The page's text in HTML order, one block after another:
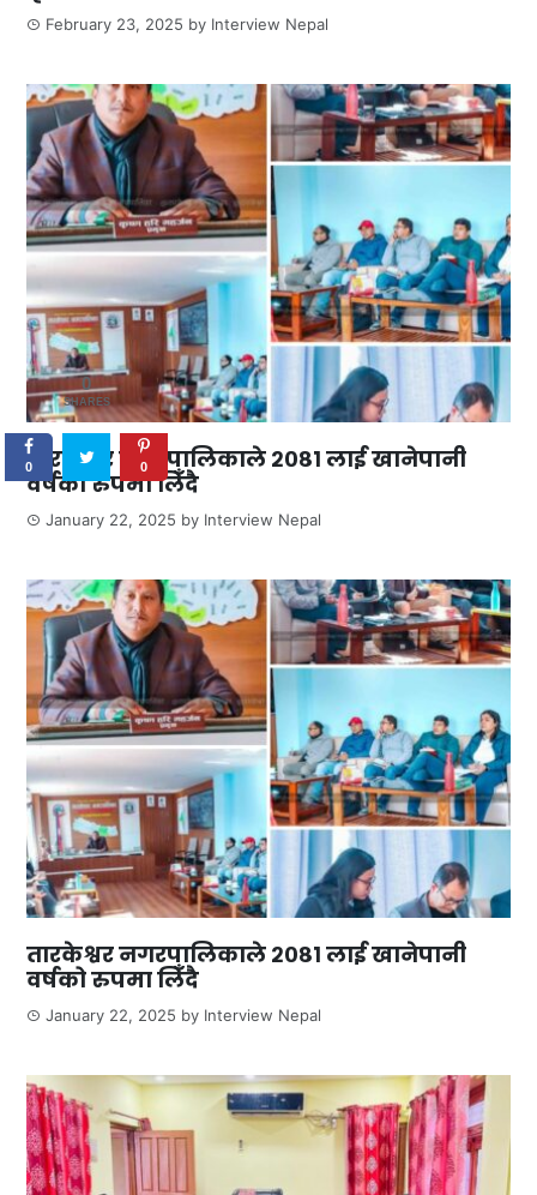
February 23, 2025 by Interview Nepal
तारकेश्वर नगरपालिकाले २०८१ लाई खानेपानी
वर्षको रुपमा लिँदै
January 22, 2025 by Interview Nepal
तारकेश्वर नगरपालिकाले २०८१ लाई खानेपानी
वर्षको रुपमा लिँदै
January 22, 2025 by Interview Nepal
0
SHARES
0 0